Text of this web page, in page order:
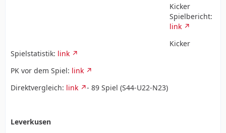
Kicker
Spielbericht:
link
Kicker
Spielstatistik: link
PK vor dem Spiel: link
Direktvergleich: link - 89 Spiel (S44-U22-N23)
Leverkusen